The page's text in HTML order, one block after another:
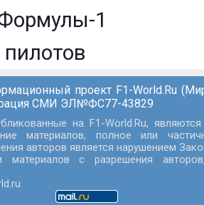
1
проект F1-World.Ru
СМИ ЭЛ№ФС77-43829
на F1-World.Ru,
материалов, полное или
авторов является нарушением
материалов с разрешения